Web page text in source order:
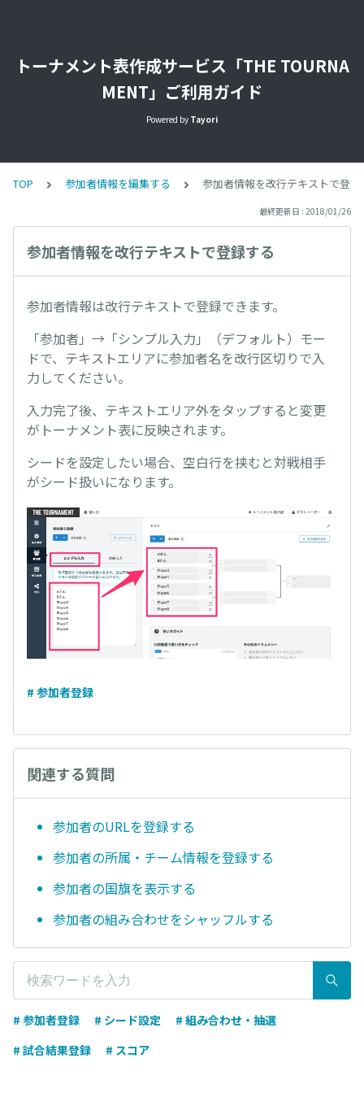
トーナメント表作成サービス「THE TOURNA
MENT」ご利用ガイド
Powered by Tayori
TOP 参加者情報を編集する 参加者情報を改行テキストで登録
最終更新日 : 2018/01/26
参加者情報を改行テキストで登録する
参加者情報は改行テキストで登録できます。
「参加者」→「シンプル入力」（デフォルト）モー
ドで、テキストエリアに参加者名を改行区切りで入
力してください。
入力完了後、テキストエリア外をタップすると変更
がトーナメント表に反映されます。
シードを設定したい場合、空白行を挟むと対戦相手
がシード扱いになります。
# 参加者登録
関連する質問
参加者のURLを登録する
参加者の所属・チーム情報を登録する
参加者の国旗を表示する
参加者の組み合わせをシャッフルする
# 参加者登録 # シード設定
# 組み合わせ・抽選
# 試合結果登録
# スコア